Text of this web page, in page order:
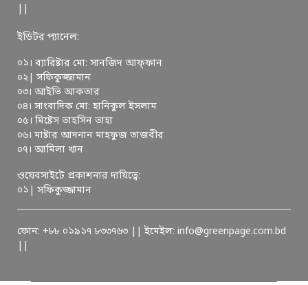
ইডিটর প্যানেল:
০১। ব্যারিষ্টার মো: সানজিদ আফ্ফান
০২| সফিকুজ্জামান
০৩। আইভি আকতার
০৪। সাংবাদিক মো: হানিকুল ইসলাম
০৫। মিষ্টেস তাহসিন তাহা
০৬। মাষ্টার আদনান মাহফুজ তাজবীর
০৭। আমিলা খান
ওয়েবসাইটে প্রকাশনার দায়িত্বে:
০১| সফিকুজ্জামান
ফোন: +৮৮ ০১৯১৭ ৮৩৩৭৬৩ || ইমেইল: info@greenpage.com.bd